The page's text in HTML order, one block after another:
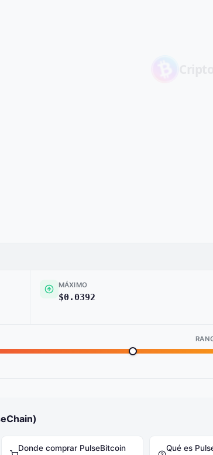
MÁXIMO
$0.0392
Donde comprar PulseBitcoin
Qué es